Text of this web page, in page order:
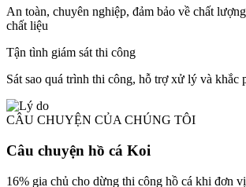
An toàn, chuyên nghiệp, đảm bảo về chất
chất liệu
Tận tình giám sát thi công
Sát sao quá trình thi công, hỗ trợ xử lý và khắc
CÂU CHUYỆN CỦA CHÚNG TÔI
Câu chuyện hồ cá Koi
16% gia chủ cho dừng thi công hồ cá khi đơn